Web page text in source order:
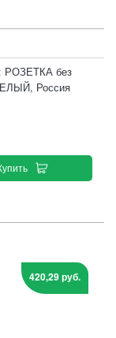
РОЗЕТКА без
Россия
420,29 руб.